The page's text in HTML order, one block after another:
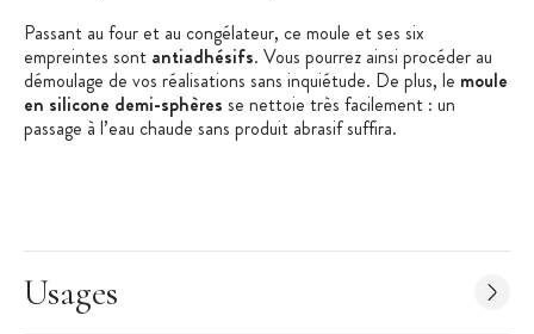
Passant au four et au congélateur, ce moule et ses six
empreintes sont antiadhésifs. Vous pourrez ainsi procéder au
démoulage de vos réalisations sans inquiétude. De plus, le moule
en silicone demi-sphères se nettoie très facilement : un
passage à l’eau chaude sans produit abrasif suffira.
Fabriqué en France
Usages